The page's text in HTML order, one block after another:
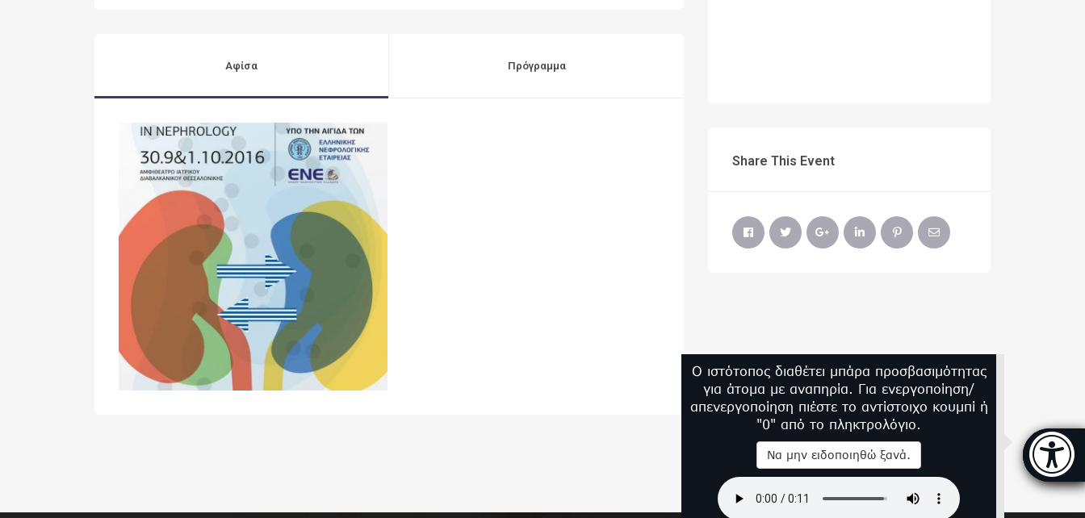
Μπάρα
Ο ιστότοπος διαθέτει μπάρα προσβασιμότητας
για άτομα με αναπηρία. Για ενεργοποίηση/
απενεργοποίηση πιέστε το αντίστοιχο κουμπί ή
"0" από το πληκτρολόγιο.
Να μην ειδοποιηθώ ξανά.
Αφίσα Πρόγραμμα
Share This Event